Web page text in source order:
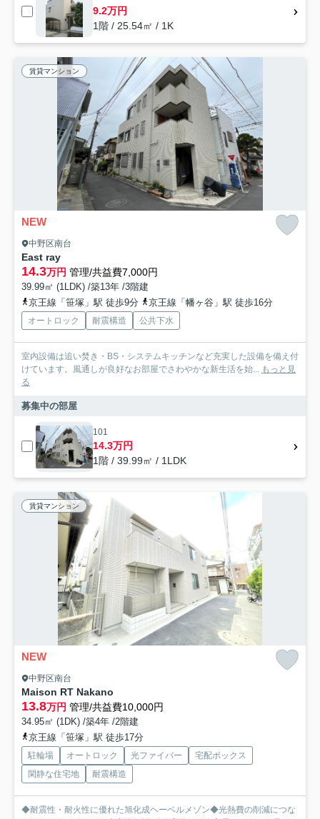
9.2万円
1階 / 25.54㎡ / 1K
賃貸マンション
NEW
中野区南台
East ray
14.3万円 管理/共益費7,000円
39.99㎡ (1LDK) /築13年 /3階建
京王線「笹塚」駅 徒歩9分
京王線「幡ヶ谷」駅 徒歩16分
オートロック 耐震構造 公共下水
室内設備は追い焚き・BS・システムキッチンなど充実した設備を備え付
けています。風通しが良好なお部屋でさわやかな新生活を始... もっと見
る
募集中の部屋
101
14.3万円
1階 / 39.99㎡ / 1LDK
賃貸マンション
NEW
中野区南台
Maison RT Nakano
13.8万円 管理/共益費10,000円
34.95㎡ (1DK) /築4年 /2階建
京王線「笹塚」駅 徒歩17分
駐輪場 オートロック 光ファイバー
宅配ボックス
閑静な住宅地
耐震構造
◆耐震性・耐火性に優れた旭化成ヘーベルメゾン◆光熱費の削減につな